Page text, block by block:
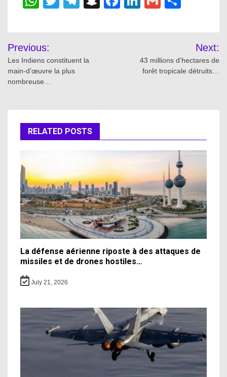
Post
navigation
Previous:
Les Indiens constituent la
main-d’œuvre la plus
nombreuse…
Next:
43 millions d’hectares de
forêt tropicale détruits…
RELATED POSTS
La défense aérienne riposte à des attaques de
missiles et de drones hostiles…
July 21, 2026